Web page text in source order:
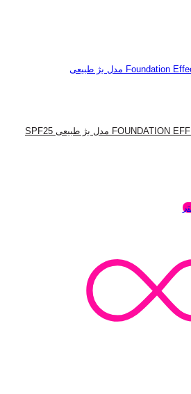
کرم ضد آفتاب الارو سری FOUNDATION EFFECT مدل بژ طبیعی SPF25